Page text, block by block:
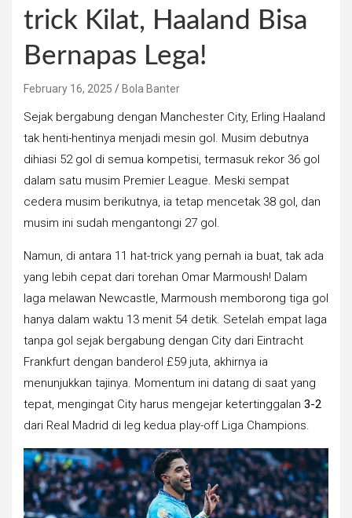
trick Kilat, Haaland Bisa
Bernapas Lega!
February 16, 2025 Bola Banter
Sejak bergabung dengan Manchester City, Erling Haaland
tak henti-hentinya menjadi mesin gol. Musim debutnya
dihiasi 52 gol di semua kompetisi, termasuk rekor 36 gol
dalam satu musim Premier League. Meski sempat
cedera musim berikutnya, ia tetap mencetak 38 gol, dan
musim ini sudah mengantongi 27 gol.
Namun, di antara 11 hat-trick yang pernah ia buat, tak ada
yang lebih cepat dari torehan Omar Marmoush! Dalam
laga melawan Newcastle, Marmoush memborong tiga gol
hanya dalam waktu 13 menit 54 detik. Setelah empat laga
tanpa gol sejak bergabung dengan City dari Eintracht
Frankfurt dengan banderol £59 juta, akhirnya ia
menunjukkan tajinya. Momentum ini datang di saat yang
tepat, mengingat City harus mengejar ketertinggalan 3-2
dari Real Madrid di leg kedua play-off Liga Champions.